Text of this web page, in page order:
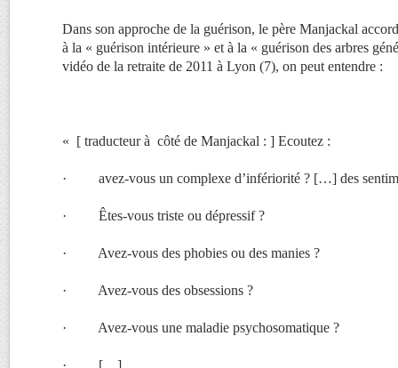
Dans son approche de la guérison, le père Manjackal
à la « guérison intérieure » et à la « guérison des arbres
vidéo de la retraite de 2011 à Lyon (7), on peut entendre :
« [ traducteur à côté de Manjackal : ] Ecoutez :
· avez-vous un complexe d’infériorité ? […] des
· Êtes-vous triste ou dépressif ?
· Avez-vous des phobies ou des manies ?
· Avez-vous des obsessions ?
· Avez-vous une maladie psychosomatique ?
· […]